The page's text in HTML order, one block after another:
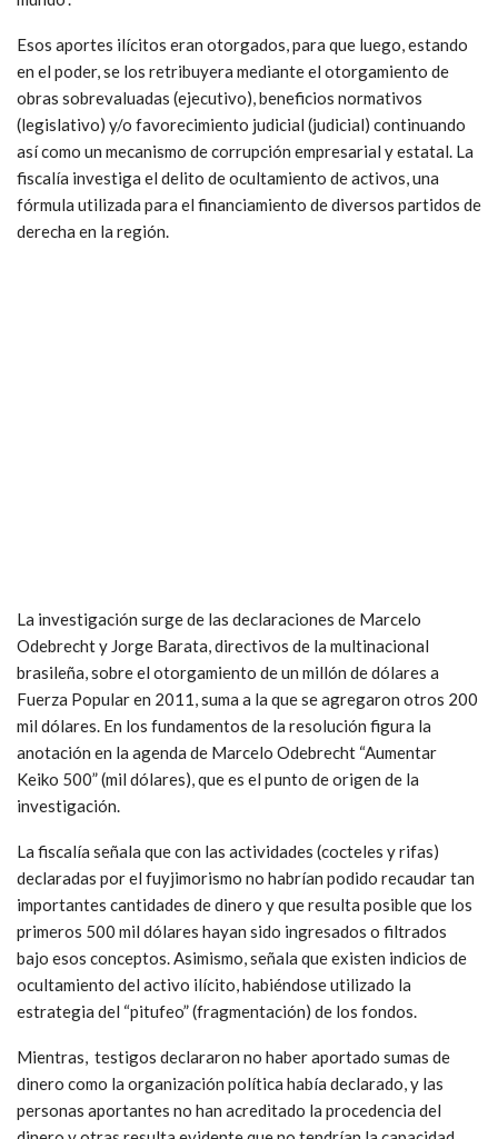
Esos aportes ilícitos eran otorgados, para que luego, estando
en el poder, se los retribuyera mediante el otorgamiento de
obras sobrevaluadas (ejecutivo), beneficios normativos
(legislativo) y/o favorecimiento judicial (judicial) continuando
así como un mecanismo de corrupción empresarial y estatal. La
fiscalía investiga el delito de ocultamiento de activos, una
fórmula utilizada para el financiamiento de diversos partidos de
derecha en la región.
La investigación surge de las declaraciones de Marcelo
Odebrecht y Jorge Barata, directivos de la multinacional
brasileña, sobre el otorgamiento de un millón de dólares a
Fuerza Popular en 2011, suma a la que se agregaron otros 200
mil dólares. En los fundamentos de la resolución figura la
anotación en la agenda de Marcelo Odebrecht “Aumentar
Keiko 500” (mil dólares), que es el punto de origen de la
investigación.
La fiscalía señala que con las actividades (cocteles y rifas)
declaradas por el fuyjimorismo no habrían podido recaudar tan
importantes cantidades de dinero y que resulta posible que los
primeros 500 mil dólares hayan sido ingresados o filtrados
bajo esos conceptos. Asimismo, señala que existen indicios de
ocultamiento del activo ilícito, habiéndose utilizado la
estrategia del “pitufeo” (fragmentación) de los fondos.
Mientras, testigos declararon no haber aportado sumas de
dinero como la organización política había declarado, y las
personas aportantes no han acreditado la procedencia del